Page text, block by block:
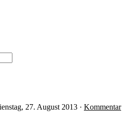
27. August 2013 · Kommentar